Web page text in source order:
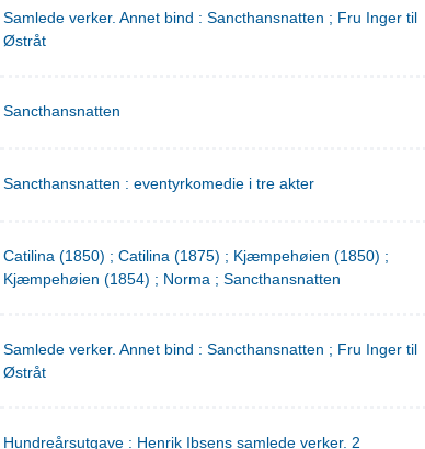
Samlede verker. Annet bind : Sancthansnatten ; Fru Inger til
Østråt
Sancthansnatten
Sancthansnatten : eventyrkomedie i tre akter
Catilina (1850) ; Catilina (1875) ; Kjæmpehøien (1850) ;
Kjæmpehøien (1854) ; Norma ; Sancthansnatten
Samlede verker. Annet bind : Sancthansnatten ; Fru Inger til
Østråt
Hundreårsutgave : Henrik Ibsens samlede verker. 2